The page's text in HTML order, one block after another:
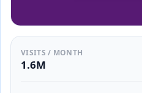
VISITS / MONTH
1.6M